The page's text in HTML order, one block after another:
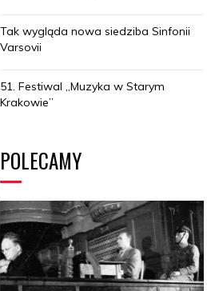
Tak wygląda nowa siedziba Sinfonii
Varsovii
51. Festiwal „Muzyka w Starym
Krakowie”
POLECAMY